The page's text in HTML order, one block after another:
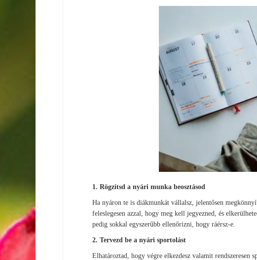
1. Rögzítsd a nyári munka beosztásod
Ha nyáron te is diákmunkát vállalsz, jelentősen
feleslegesen azzal, hogy meg kell jegyezned, és
pedig sokkal egyszerűbb ellenőrizni, hogy ráérsz-e.
2. Tervezd be a nyári sportolást
Elhatároztad, hogy végre elkezdesz valamit